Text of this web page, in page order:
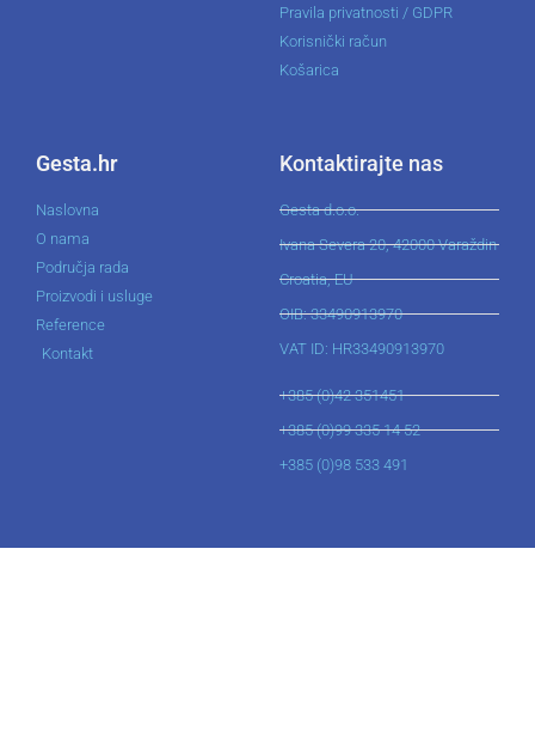
Pravila privatnosti / GDPR
Korisnički račun
Košarica
Gesta.hr
Naslovna
O nama
Područja rada
Proizvodi i usluge
Reference
Kontakt
Kontaktirajte nas
Gesta d.o.o.
Ivana Severa 20, 42000 Varaždin
Croatia, EU
OIB: 33490913970
VAT ID: HR33490913970
+385 (0)42 351451
+385 (0)99 335 14 52
+385 (0)98 533 491